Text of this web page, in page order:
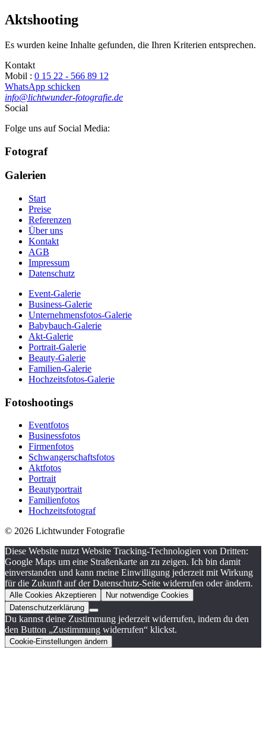
Aktshooting
Es wurden keine Inhalte gefunden, die Ihren Kriterien entsprechen.
Kontakt
Mobil : 0 15 22 - 566 89 12
WhatsApp schicken
info@lichtwunder-fotografie.de
Social
Folge uns auf Social Media:
Fotograf
Galerien
Start
Preise
Referenzen
Über uns
Kontakt
AGB
Impressum
Datenschutz
Event-Galerie
Business-Galerie
Unternehmensfotos-Galerie
Babybauch-Galerie
Akt-Galerie
Portrait-Galerie
Beauty-Galerie
Familien-Galerie
Hochzeitsfotos-Galerie
Fotoshootings
Eventfotos
Businessfotos
Firmenfotos
Schwangerschaftsfotos
Aktfotos
Portrait
Beautyportrait
Familienfotos
Hochzeitsfotograf
© 2026 Lichtwunder Fotografie
Diese Website nutzt Website Tracking-Technologien von Dritten:
Google Maps um eine Straßenkarte an zu zeigen. Ich bin damit
einverstanden und kann meine Einwilligung jederzeit mit Wirkung
für die Zukunft auf der Datenschutz-Seite widerrufen oder ändern.
Alle Cookies Akzeptieren
Nur notwendige Cookies
Datenschutzerklärung
Du kannst deine Zustimmung jederzeit widerrufen, indem du den
den Button „Zustimmung widerrufen“ klickst.
Cookie-Einstellungen ändern